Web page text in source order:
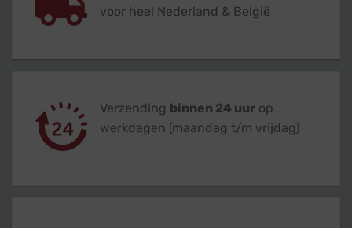
voor heel Nederland & België
Verzending binnen 24 uur op
werkdagen (maandag t/m vrijdag)